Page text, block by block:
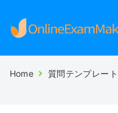
Home 質問テンプレート